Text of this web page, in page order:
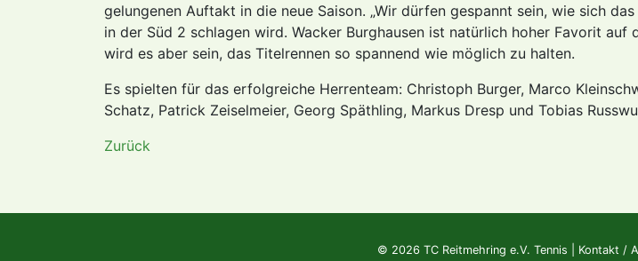
gelungenen Auftakt in die neue Saison. „Wir dürfen gespannt sein, wie sich
in der Süd 2 schlagen wird. Wacker Burghausen ist natürlich hoher Favorit auf
wird es aber sein, das Titelrennen so spannend wie möglich zu halten.
Es spielten für das erfolgreiche Herrenteam: Christoph Burger, Marco
Schatz, Patrick Zeiselmeier, Georg Späthling, Markus Dresp und Tobias
Zurück
© 2026 TC Reitmehring e.V. Tennis | Kontakt /